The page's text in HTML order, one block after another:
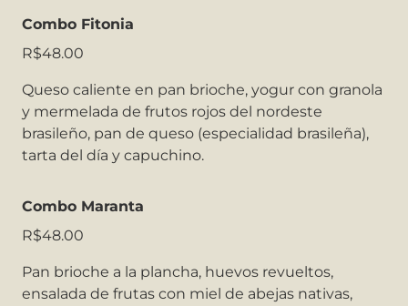
Combo Fitonia
R$48.00
Queso caliente en pan brioche, yogur con granola
y mermelada de frutos rojos del nordeste
brasileño, pan de queso (especialidad brasileña),
tarta del día y capuchino.
Combo Maranta
R$48.00
Pan brioche a la plancha, huevos revueltos,
ensalada de frutas con miel de abejas nativas,